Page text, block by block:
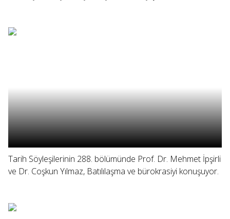
Tarih Söyleşilerinin 288. bölümünde Prof. Dr. Mehmet İpşirli
ve Dr. Coşkun Yılmaz, Batılılaşma ve bürokrasiyi konuşuyor.